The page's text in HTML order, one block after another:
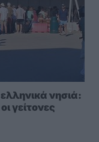
νησιά:
γείτονες